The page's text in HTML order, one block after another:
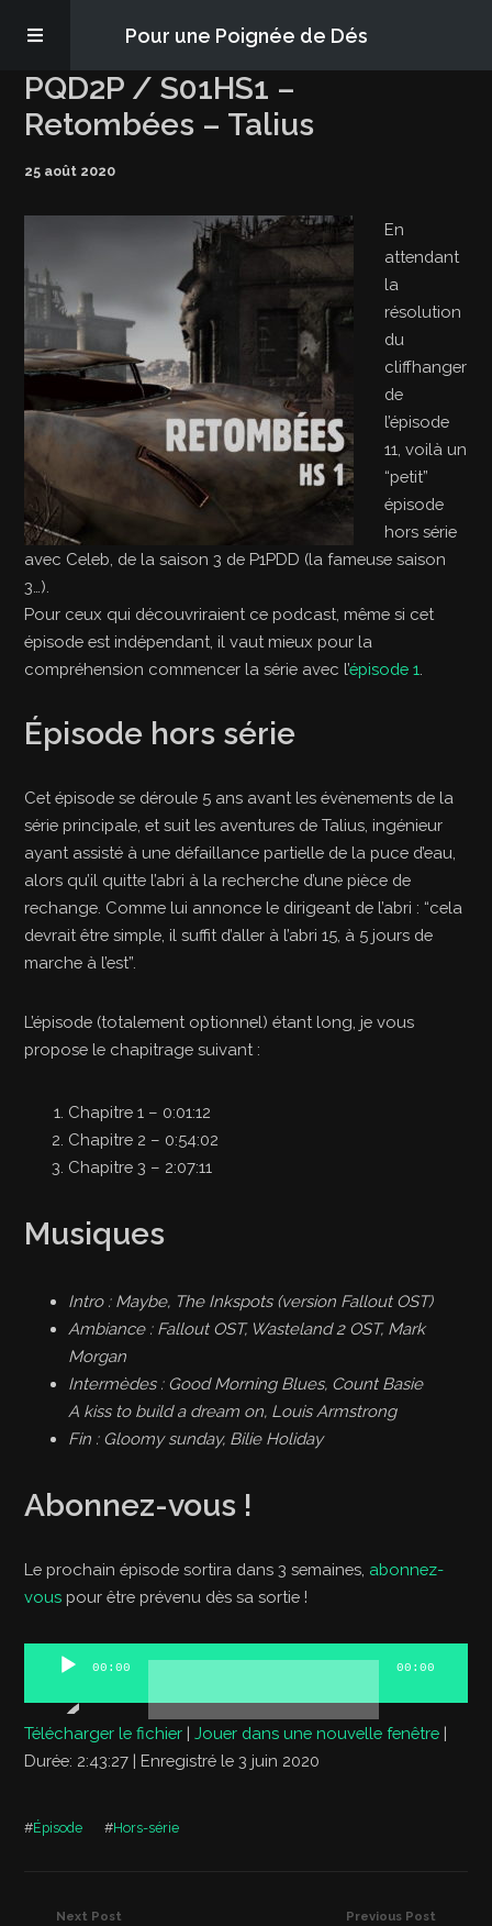
Pour une Poignée de Dés
Les épisodes
PQD2P
Blog
À propos
PQD2P / S01HS1 –
Retombées – Talius
25 août 2020
En
attendant
la
résolution
du
cliffhanger
de
l’épisode
11, voilà un
“petit”
épisode
hors série
avec Celeb, de la saison 3 de P1PDD (la fameuse saison
3…).
Pour ceux qui découvriraient ce podcast, même si cet
épisode est indépendant, il vaut mieux pour la
compréhension commencer la série avec l’épisode 1
Épisode hors série
Cet épisode se déroule 5 ans avant les évènements de la
série principale, et suit les aventures de Talius, ingénieur
ayant assisté à une défaillance partielle de la puce d’eau,
alors qu’il quitte l’abri à la recherche d’une pièce de
rechange. Comme lui annonce le dirigeant de l’abri : “cela
devrait être simple, il suffit d’aller à l’abri 15, à 5 jours de
marche à l’est”.
L’épisode (totalement optionnel) étant long, je vous
propose le chapitrage suivant :
Chapitre 1 – 0:01:12
Chapitre 2 – 0:54:02
Chapitre 3 – 2:07:11
Musiques
Intro : Maybe, The Inkspots (version Fallout OST)
Ambiance : Fallout OST, Wasteland 2 OST, Mark
Morgan
Intermèdes : Good Morning Blues, Count Basie
A kiss to build a dream on, Louis Armstrong
Fin : Gloomy sunday, Bilie Holiday
Abonnez-vous !
Le prochain épisode sortira dans 3 semaines, abonnez-
vous pour être prévenu dès sa sortie !
Lecteur
00:00 00:00
Télécharger le fichier |Jouer dans une nouvelle fenêtre |
Durée: 2:43:27 | Enregistré le 3 juin 2020
#Épisode #Hors-série
Previous Post
Next Post